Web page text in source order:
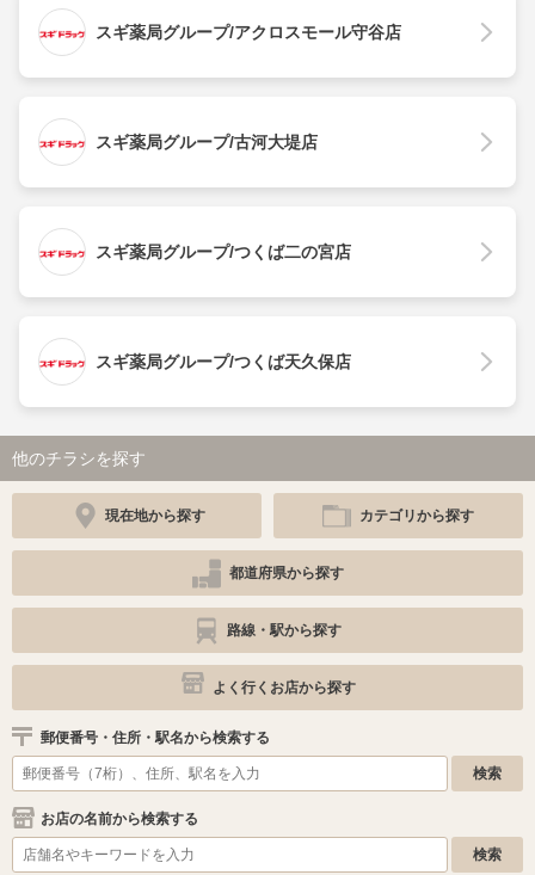
スギ薬局グループ/アクロスモール守谷店
スギ薬局グループ/古河大堤店
スギ薬局グループ/つくば二の宮店
スギ薬局グループ/つくば天久保店
他のチラシを探す
現在地から探す カテゴリから探す
都道府県から探す
路線・駅から探す
よく行くお店から探す
郵便番号・住所・駅名から検索する
お店の名前から検索する